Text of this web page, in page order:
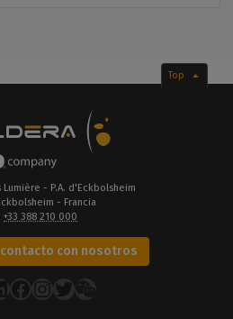
Top
Lumière - P.A. d'Eckbolsheim
- Francia
+33 388 210 000
con nosotros
Facebook
Instagram
Twitter